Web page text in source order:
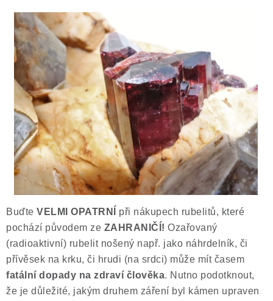
Buďte VELMI OPATRNÍ
při nákupech rubelitů, které
pochází původem ze ZAHRANIČÍ! Ozařovaný
(radioaktivní) rubelit nošený např. jako náhrdelník, či
přívěsek na krku, či hrudi (na srdci) může mít časem
fatální dopady na zdraví člověka. Nutno podotknout,
že je důležité, jakým druhem záření byl kámen upraven